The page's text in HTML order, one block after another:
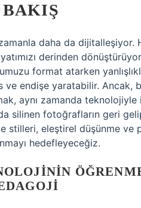
daha da dijitalleşiyor.
derinden
format atarken
ve endişe yaratabilir. Ancak,
aynı zamanda
silinen fotoğrafların geri
stilleri, eleştirel düşünme ve
hedefleyeceğiz.